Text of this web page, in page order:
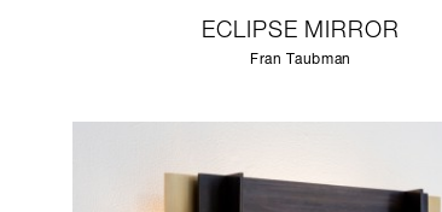
ECLIPSE MIRROR
Fran Taubman